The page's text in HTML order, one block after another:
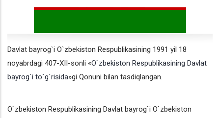
Davlat bayrog`i O`zbekiston Respublikasining 1991 yil 18
noyabrdagi 407-XII-sonli «O`zbekiston Respublikasining Davlat
bayrog`i to`g`risida»gi Qonuni bilan tasdiqlangan.
O`zbekiston Respublikаsining Dаvlаt bаyrog`i O`zbekiston